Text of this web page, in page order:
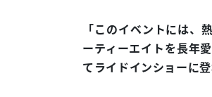
「このイベントには、
ーティーエイトを長年
てライドインショーに